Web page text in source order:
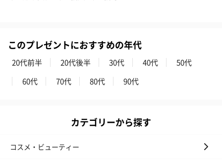
このプレゼントにおすすめの年代
20代前半 20代後半 30代 40代
50代
60代
70代 80代 90代
カテゴリーから探す
コスメ・ビューティー